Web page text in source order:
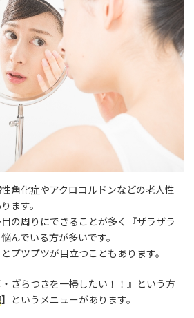
角化症やアクロコルドンなどの老人性
ます。
の周りにできることが多く『ザラザラ
んでいる方が多いです。
プツプツが目立つこともあります。
ざらつきを一掃したい！！』という方
】というメニューがあります。